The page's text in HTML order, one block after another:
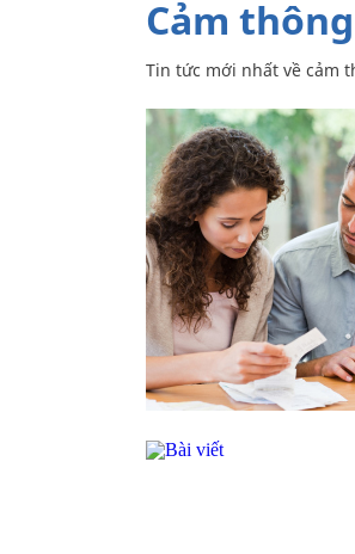
cảm thông
Tin tức mới nhất về cảm